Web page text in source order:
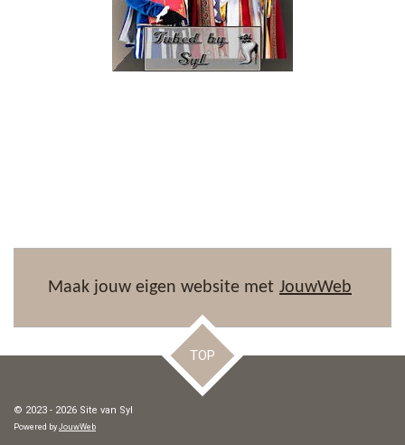
Maak jouw eigen website met JouwWeb
TOP
© 2023 - 2026 Site van Syl
Powered by JouwWeb